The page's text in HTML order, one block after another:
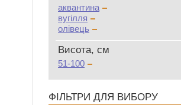
аквантина
вугілля
олівець
Висота, см
51-100
ФІЛЬТРИ ДЛЯ ВИБОРУ